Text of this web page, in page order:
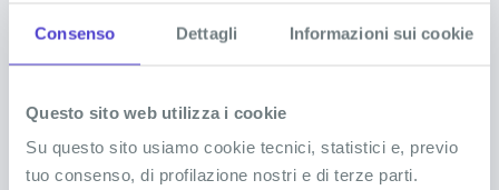
Consenso Dettagli Informazioni sui cookie
Questo sito web utilizza i cookie
Su questo sito usiamo cookie tecnici, statistici e, previo
tuo consenso, di profilazione nostri e di terze parti.
Servono vaccini o precauzioni mediche